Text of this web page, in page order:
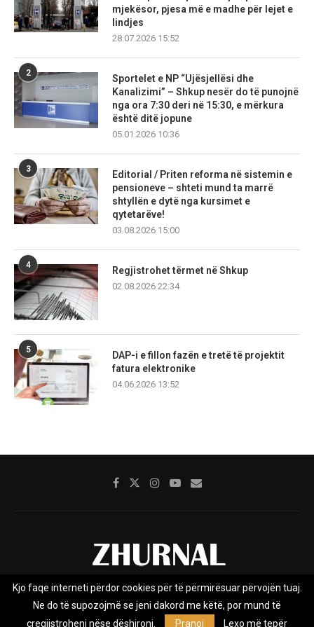
mjekësor, pjesa më e madhe për lejet e
lindjes
28.07.2026 15:52
2
Sportelet e NP “Ujësjellësi dhe
Kanalizimi” – Shkup nesër do të punojnë
nga ora 7:30 deri në 15:30, e mërkura
është ditë jopune
05.01.2026 10:36
3
Editorial / Priten reforma në sistemin e
pensioneve – shteti mund ta marrë
shtyllën e dytë nga kursimet e
qytetarëve!
03.08.2026 15:00
4
Regjistrohet tërmet në Shkup
02.08.2026 22:34
5
DAP-i e fillon fazën e tretë të projektit
fatura elektronike
04.06.2026 13:52
Rreth nesh Impresumi Marketing
Privacy Policy
Kjo faqe interneti përdor cookies për të përmirësuar përvojën tuaj.
Ne do të supozojmë se jeni dakord me këtë, por mund të
çregjistroheni nëse dëshironi.
Pranoj Lexo më tepër